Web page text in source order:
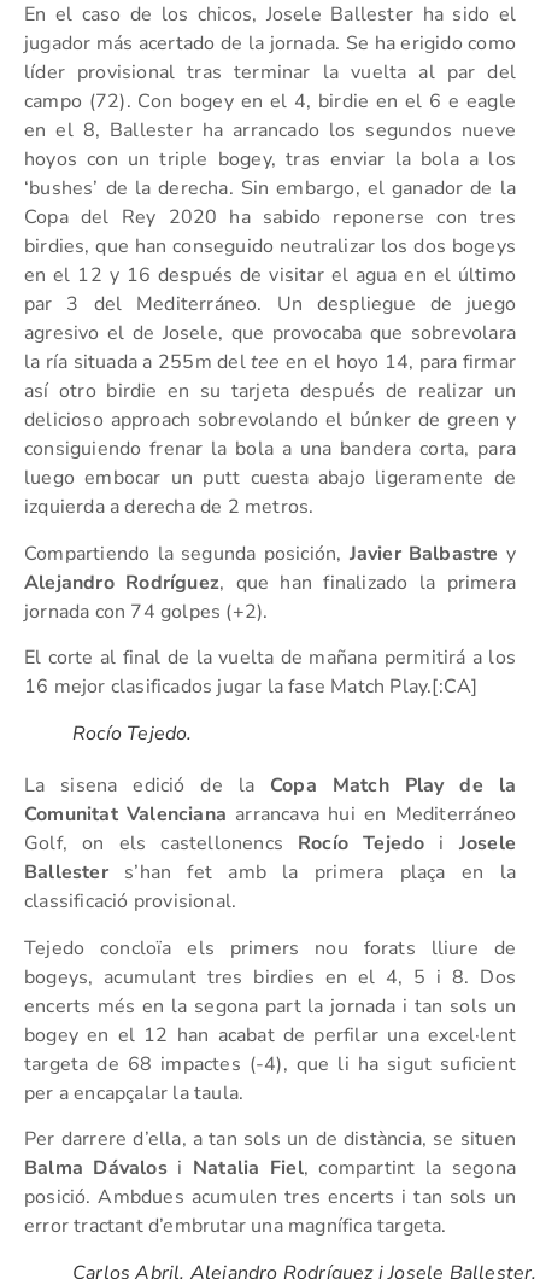
En el caso de los chicos, Josele Ballester ha sido el
jugador más acertado de la jornada. Se ha erigido como
líder provisional tras terminar la vuelta al par del
campo (72). Con bogey en el 4, birdie en el 6 e eagle
en el 8, Ballester ha arrancado los segundos nueve
hoyos con un triple bogey, tras enviar la bola a los
‘bushes’ de la derecha. Sin embargo, el ganador de la
Copa del Rey 2020 ha sabido reponerse con tres
birdies, que han conseguido neutralizar los dos bogeys
en el 12 y 16 después de visitar el agua en el último
par 3 del Mediterráneo. Un despliegue de juego
agresivo el de Josele, que provocaba que sobrevolara
la ría situada a 255m deltee en el hoyo 14, para firmar
así otro birdie en su tarjeta después de realizar un
delicioso approach sobrevolando el búnker de green y
consiguiendo frenar la bola a una bandera corta, para
luego embocar un putt cuesta abajo ligeramente de
izquierda a derecha de 2 metros.
Compartiendo la segunda posición, Javier Balbastre y
Alejandro Rodríguez, que han finalizado la primera
jornada con 74 golpes (+2).
El corte al final de la vuelta de mañana permitirá a los
16 mejor clasificados jugar la fase Match Play.[:CA]
Rocío Tejedo.
La sisena edició de la Copa Match Play de la
Comunitat Valenciana arrancava hui en Mediterráneo
Golf, on els castellonencs Rocío Tejedo i Josele
Ballesters’han fet amb la primera plaça en la
classificació provisional.
Tejedo concloïa els primers nou forats lliure de
bogeys, acumulant tres birdies en el 4, 5 i 8. Dos
encerts més en la segona part la jornada i tan sols un
bogey en el 12 han acabat de perfilar una excel·lent
targeta de 68 impactes (-4), que li ha sigut suficient
per a encapçalar la taula.
Per darrere d’ella, a tan sols un de distància, se situen
Balma Dávalosi Natalia Fiel, compartint la segona
posició. Ambdues acumulen tres encerts i tan sols un
error tractant d’embrutar una magnífica targeta.
Carlos Abril, Alejandro Rodríguez i Josele Ballester.